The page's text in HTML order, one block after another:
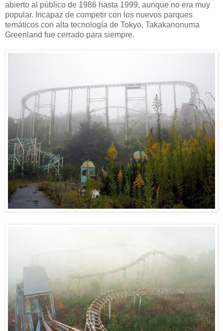
abierto al público de 1986 hasta 1999, aunque no era muy
popular. Incapaz de competir con los nuevos parques
temáticos con alta tecnología de Tokyo, Takakanonuma
Greenland fue cerrado para siempre.